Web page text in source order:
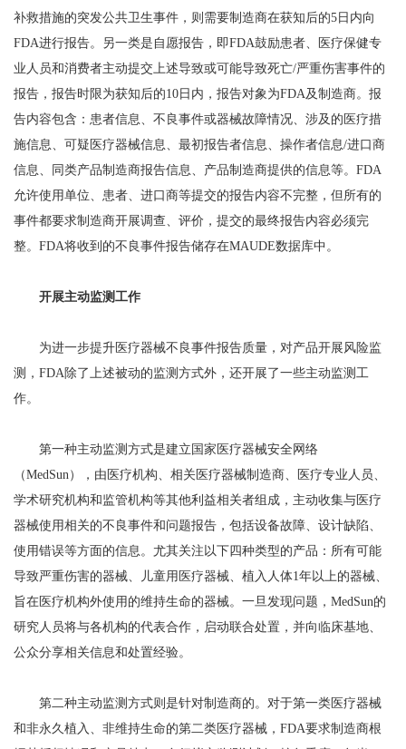
补救措施的突发公共卫生事件，则需要制造商在获知后的5日内向
FDA进行报告。另一类是自愿报告，即FDA鼓励患者、医疗保健专
业人员和消费者主动提交上述导致或可能导致死亡/严重伤害事件的
报告，报告时限为获知后的10日内，报告对象为FDA及制造商。报
告内容包含：患者信息、不良事件或器械故障情况、涉及的医疗措
施信息、可疑医疗器械信息、最初报告者信息、操作者信息/进口商
信息、同类产品制造商报告信息、产品制造商提供的信息等。FDA
允许使用单位、患者、进口商等提交的报告内容不完整，但所有的
事件都要求制造商开展调查、评价，提交的最终报告内容必须完
整。FDA将收到的不良事件报告储存在MAUDE数据库中。
开展主动监测工作
为进一步提升医疗器械不良事件报告质量，对产品开展风险监
测，FDA除了上述被动的监测方式外，还开展了一些主动监测工
作。
第一种主动监测方式是建立国家医疗器械安全网络
（MedSun），由医疗机构、相关医疗器械制造商、医疗专业人员、
学术研究机构和监管机构等其他利益相关者组成，主动收集与医疗
器械使用相关的不良事件和问题报告，包括设备故障、设计缺陷、
使用错误等方面的信息。尤其关注以下四种类型的产品：所有可能
导致严重伤害的器械、儿童用医疗器械、植入人体1年以上的器械、
旨在医疗机构外使用的维持生命的器械。一旦发现问题，MedSun的
研究人员将与各机构的代表合作，启动联合处置，并向临床基地、
公众分享相关信息和处置经验。
第二种主动监测方式则是针对制造商的。对于第一类医疗器械
和非永久植入、非维持生命的第二类医疗器械，FDA要求制造商根